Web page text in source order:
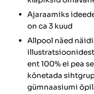
Ajaraamiks
on ca 3 kuud
Allpool näed
ent 100% ei pea
kõnetada
gümnaasiumi